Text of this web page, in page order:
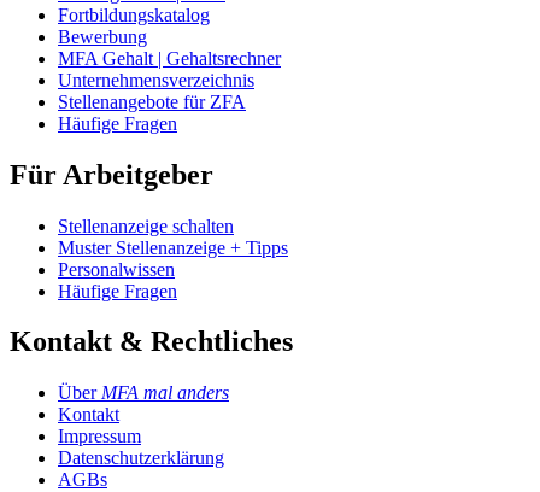
Fortbildungskatalog
Bewerbung
MFA Gehalt | Gehaltsrechner
Unternehmensverzeichnis
Stellenangebote für ZFA
Häufige Fragen
Für Arbeitgeber
Stellenanzeige schalten
Muster Stellenanzeige + Tipps
Personalwissen
Häufige Fragen
Kontakt & Rechtliches
Über MFA mal anders
Kontakt
Impressum
Datenschutzerklärung
AGBs